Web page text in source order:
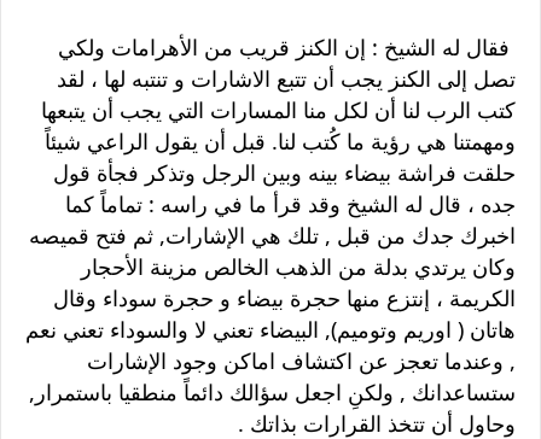
فقال له الشيخ : إن الكنز قريب من الأهرامات ولكي
تصل إلى الكنز يجب أن تتبع الاشارات و تنتبه لها ، لقد
كتب الرب لنا أن لكل منا المسارات التي يجب أن يتبعها
ومهمتنا هي رؤية ما كُتب لنا. قبل أن يقول الراعي شيئاً
حلقت فراشة بيضاء بينه وبين الرجل وتذكر فجأة قول
جده ، قال له الشيخ وقد قرأ ما في راسه : تماماً كما
اخبرك جدك من قبل , تلك هي الإشارات, ثم فتح قميصه
وكان يرتدي بدلة من الذهب الخالص مزينة الأحجار
الكريمة ، إنتزع منها حجرة بيضاء و حجرة سوداء وقال
هاتان ( اوريم وتوميم), البيضاء تعني لا والسوداء تعني نعم
, وعندما تعجز عن اكتشاف اماكن وجود الإشارات
ستساعدانك , ولكنِ اجعل سؤالك دائماً منطقيا باستمرار,
وحاول أن تتخذ القرارات بذاتك .